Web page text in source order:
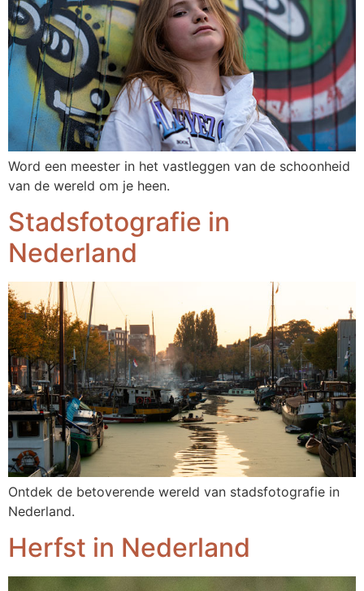
Word een meester in het vastleggen van de schoonheid
van de wereld om je heen.
Stadsfotografie in
Nederland
Ontdek de betoverende wereld van stadsfotografie in
Nederland.
Herfst in Nederland